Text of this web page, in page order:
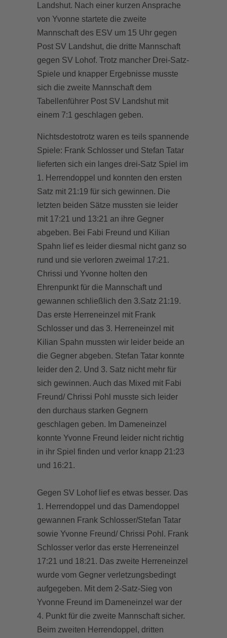
Landshut. Nach einer kurzen Ansprache
von Yvonne startete die zweite
Mannschaft des ESV um 15 Uhr gegen
Post SV Landshut, die dritte Mannschaft
gegen SV Lohof. Trotz mancher Drei-Satz-
Spiele und knapper Ergebnisse musste
sich die zweite Mannschaft dem
Tabellenführer Post SV Landshut mit
einem 7:1 geschlagen geben.
Nichtsdestotrotz waren es teils spannende
Spiele: Frank Schlosser und Stefan Tatar
lieferten sich ein langes drei-Satz Spiel im
1. Herrendoppel und konnten den ersten
Satz mit 21:19 für sich gewinnen. Die
letzten beiden Sätze mussten sie leider
mit 17:21 und 13:21 an ihre Gegner
abgeben. Bei Fabi Freund und Kilian
Spahn lief es leider diesmal nicht ganz so
rund und sie verloren zweimal 17:21.
Chrissi und Yvonne holten den
Ehrenpunkt für die Mannschaft und
gewannen schließlich den 3.Satz 21:19.
Das erste Herreneinzel mit Frank
Schlosser und das 3. Herreneinzel mit
Kilian Spahn mussten wir leider beide an
die Gegner abgeben. Stefan Tatar konnte
leider den 2. Und 3. Satz nicht mehr für
sich gewinnen. Auch das Mixed mit Fabi
Freund/ Chrissi Pohl musste sich leider
den durchaus starken Gegnern
geschlagen geben. Im Dameneinzel
konnte Yvonne Freund leider nicht richtig
in ihr Spiel finden und verlor knapp 21:23
und 16:21.
Gegen SV Lohof lief es etwas besser. Das
1. Herrendoppel und das Damendoppel
gewannen Frank Schlosser/Stefan Tatar
sowie Yvonne Freund/ Chrissi Pohl. Frank
Schlosser verlor das erste Herreneinzel
17:21 und 18:21. Das zweite Herreneinzel
wurde vom Gegner verletzungsbedingt
aufgegeben. Mit dem 2-Satz-Sieg von
Yvonne Freund im Dameneinzel war der
4. Punkt für die zweite Mannschaft sicher.
Beim zweiten Herrendoppel, dritten